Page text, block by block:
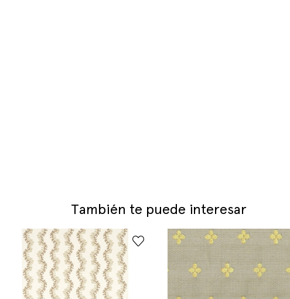
También te puede interesar